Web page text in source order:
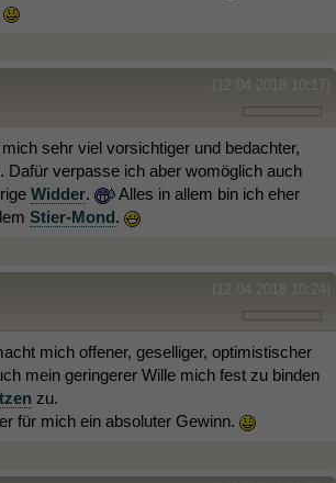
(12.04.2018 10:17)
sehr viel vorsichtiger und bedachter,
Dafür verpasse ich aber womöglich auch
Widder.
Alles in allem bin ich eher
Stier-Mond.
(12.04.2018 10:24)
mich offener, geselliger, optimistischer
mein geringerer Wille mich fest zu binden
zu.
für mich ein absoluter Gewinn.